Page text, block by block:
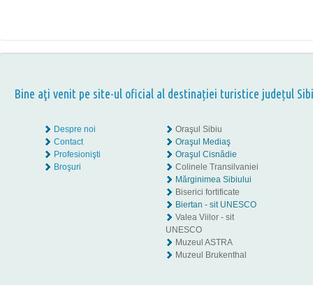
Bine aţi venit pe site-ul oficial al destinației turistice județul
Despre noi
Contact
Profesionişti
Broşuri
Oraşul Sibiu
Oraşul Mediaş
Oraşul Cisnădie
Colinele Transilvaniei
Mărginimea Sibiului
Biserici fortificate
Biertan - sit UNESCO
Valea Viilor - sit
UNESCO
Muzeul ASTRA
Muzeul Brukenthal